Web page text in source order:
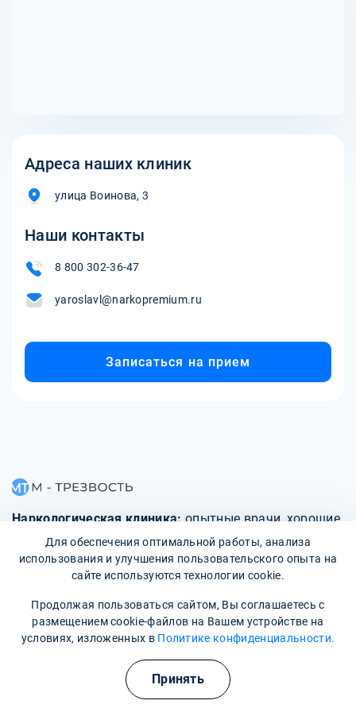
Адреса наших клиник
улица Воинова, 3
Наши контакты
8 800 302-36-47
yaroslavl@narkopremium.ru
Записаться на прием
Наркологическая клиника:опытные врачи, хорошие
условия и гарантия анонимности
Свяжитесь с нами
О клинике
Для обеспечения оптимальной работы, анализа
использования и улучшения пользовательского опыта на
сайте используются технологии cookie.
Продолжая пользоваться сайтом, Вы соглашаетесь с
размещением cookie-файлов на Вашем устройстве на
условиях, изложенных в Политике конфиденциальности.
Принять